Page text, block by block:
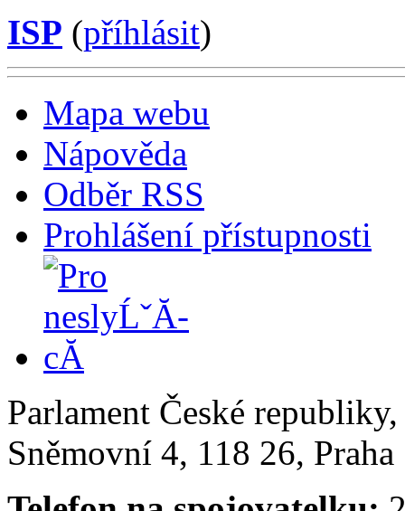
ISP (příhlásit)
Mapa webu
Nápověda
Odběr RSS
Prohlášení přístupnosti
Parlament České
Sněmovní 4, 118 26,